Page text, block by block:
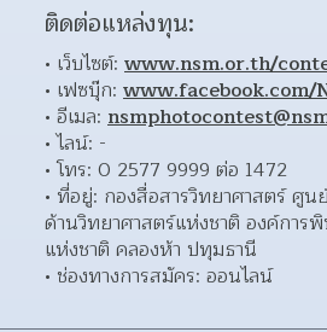
ติดต่อแหล่งทุน:
เว็บไซต์: www.nsm.or.th/
เฟซบุ๊ก: www.facebook.com/
อีเมล:
ไลน์: -
โทร: 0 2577 9999 ต่อ 1472
ที่อยู่: กองสื่อสารวิทยาศาสตร์ ศู
ด้านวิทยาศาสตร์แห่งชาติ องค์กา
แห่งชาติ คลองห้า ปทุมธานี
ช่องทางการสมัคร: ออนไลน์